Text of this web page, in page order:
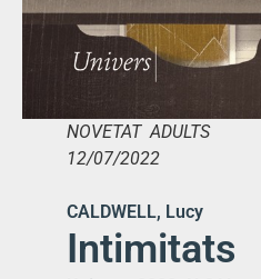
NOVETAT ADULTS
12/07/2022
CALDWELL, Lucy
Intimitats